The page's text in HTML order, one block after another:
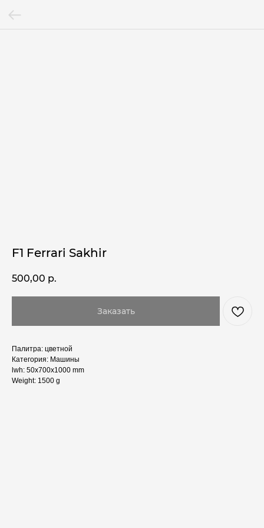
F1 Ferrari Sakhir
500,00 р.
Заказать
Палитра: цветной
Категория: Машины
lwh: 50x700x1000 mm
Weight: 1500 g